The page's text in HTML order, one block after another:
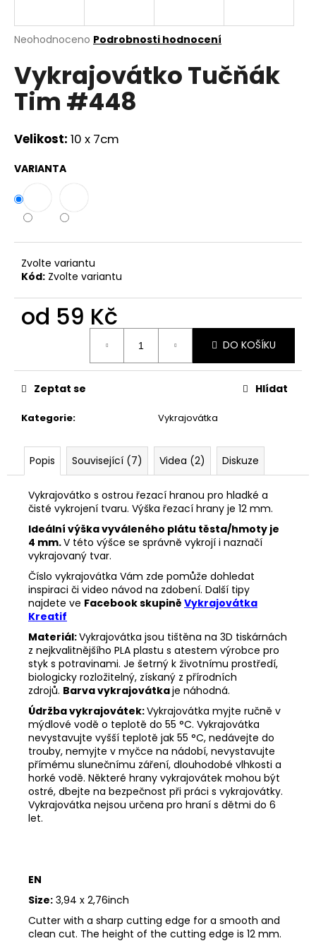
Průměrné
produktu
je
0,0
hvězdiček.
Neohodnoceno Podrobnosti hodnocení
Vykrajovátko Tučňák
Tim #448
Velikost: 10 x 7cm
VARIANTA
Zvolte variantu
Kód: Zvolte variantu
od 59 Kč
DO KOŠÍKU
Kategorie: Vykrajovátka
Zeptat se Hlídat
Popis Související (7) Videa (2) Diskuze
Vykrajovátko s ostrou řezací hranou pro hladké a
čisté vykrojení tvaru. Výška řezací hrany je 12 mm.
Ideální výška vyváleného plátu těsta/hmoty je
4 mm.V této výšce se správně vykrojí i naznačí
vykrajovaný tvar.
Číslo vykrajovátka Vám zde pomůže dohledat
inspiraci či video návod na zdobení. Další tipy
najdete ve Facebook skupině Vykrajovátka
Kreatif
Materiál:Vykrajovátka jsou tištěna na 3D tiskárnách
z nejkvalitnějšího PLA plastu s atestem výrobce pro
styk s potravinami. Je šetrný k životnímu prostředí,
biologicky rozložitelný, získaný z přírodních
zdrojů. Barva vykrajovátkaje náhodná.
Údržba vykrajovátek:Vykrajovátka myjte ručně v
mýdlové vodě o teplotě do 55 °C. Vykrajovátka
nevystavujte vyšší teplotě jak 55 °C, nedávejte do
trouby, nemyjte v myčce na nádobí, nevystavujte
přímému slunečnímu záření, dlouhodobé vlhkosti a
horké vodě. Některé hrany vykrajovátek mohou být
ostré, dbejte na bezpečnost při práci s vykrajovátky.
Vykrajovátka nejsou určena pro hraní s dětmi do 6
let.
EN
Size: 3,94 x 2,76inch
Cutter with a sharp cutting edge for a smooth and
clean cut. The height of the cutting edge is 12 mm.
j
t
?
D
o
p
o
u
č
m
e
ŠKOLA
#860
37
Kč